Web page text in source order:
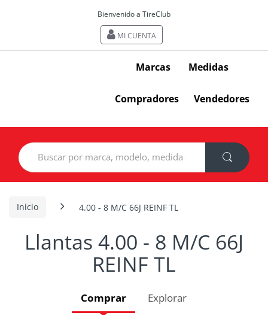
Bienvenido a TireClub
MI CUENTA
Marcas Medidas
Compradores Vendedores
Search
for:
Inicio 4.00 - 8 M/C 66J REINF TL
Llantas 4.00 - 8 M/C 66J
REINF TL
Comprar Explorar